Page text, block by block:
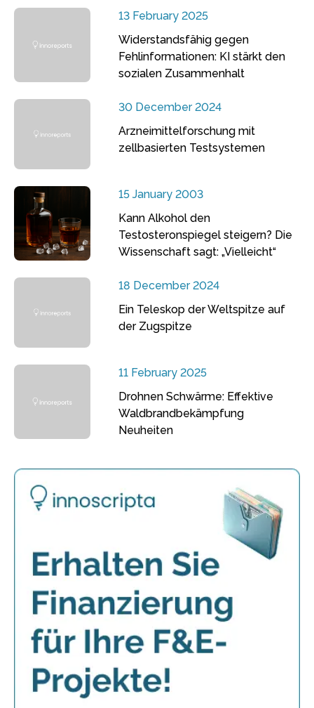
13 February 2025
Widerstandsfähig gegen
Fehlinformationen: KI stärkt den
sozialen Zusammenhalt
30 December 2024
Arzneimittelforschung mit
zellbasierten Testsystemen
15 January 2003
Kann Alkohol den
Testosteronspiegel steigern? Die
Wissenschaft sagt: „Vielleicht“
18 December 2024
Ein Teleskop der Weltspitze auf
der Zugspitze
11 February 2025
Drohnen Schwärme: Effektive
Waldbrandbekämpfung
Neuheiten